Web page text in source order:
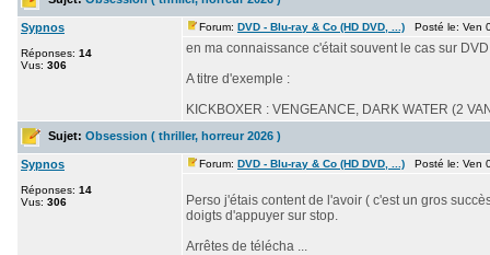
Sypnos
Réponses: 14
Vus: 306
Forum: DVD - Blu-ray & Co (HD DVD, ...) Posté le: Ven
en ma connaissance c'était souvent le cas sur
A titre d'exemple :
KICKBOXER : VENGEANCE, DARK WATER (2
Sujet: Obsession ( thriller, horreur 2026 )
Sypnos
Réponses: 14
Vus: 306
Forum: DVD - Blu-ray & Co (HD DVD, ...) Posté le: Ven
Perso j'étais content de l'avoir ( c'est un gros
doigts d'appuyer sur stop.
Arrêtes de télécha ...